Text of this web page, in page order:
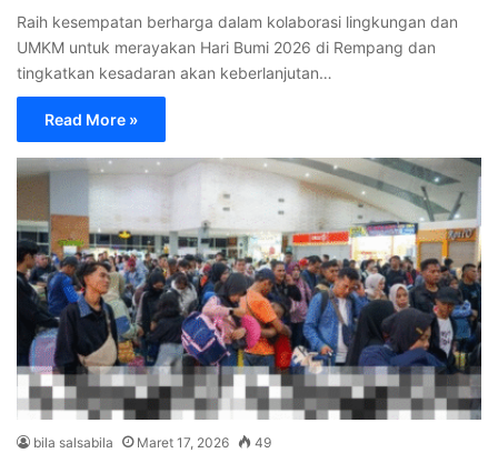
Raih kesempatan berharga dalam kolaborasi lingkungan dan
UMKM untuk merayakan Hari Bumi 2026 di Rempang dan
tingkatkan kesadaran akan keberlanjutan…
Read More »
bila salsabila Maret 17, 2026 49